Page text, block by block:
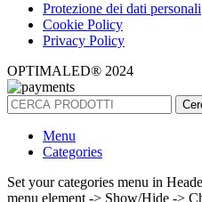
Protezione dei dati personali
Cookie Policy
Privacy Policy
OPTIMALED® 2024
Menu
Categories
Set your categories menu in
menu element -> Show/Hide ->